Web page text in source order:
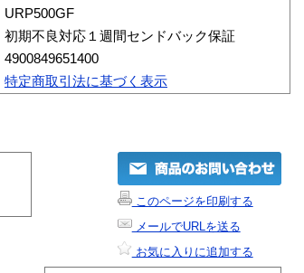
URP500GF
初期不良対応１週間センドバック保証
4900849651400
特定商取引法に基づく表示
このページを印刷する
メールでURLを送る
お気に入りに追加する